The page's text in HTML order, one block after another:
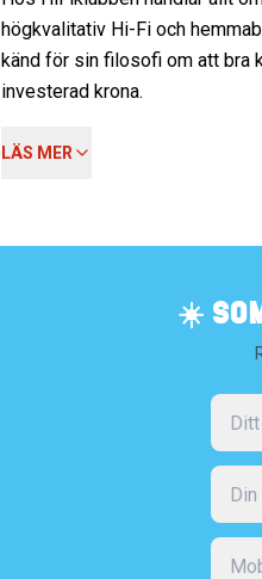
högkvalitativ Hi-Fi och
känd för sin filosofi om att bra
investerad krona.
LÄS MER
☀️